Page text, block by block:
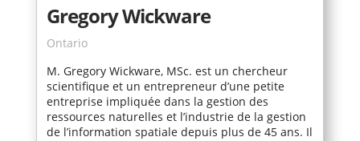
Gregory Wickware
Ontario
M. Gregory Wickware, MSc. est un chercheur
scientifique et un entrepreneur d’une petite
entreprise impliquée dans la gestion des
ressources naturelles et l’industrie de la gestion
de l’information spatiale depuis plus de 45 ans. Il